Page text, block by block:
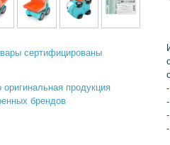
сертифицированы
оригинальная продукция
брендов